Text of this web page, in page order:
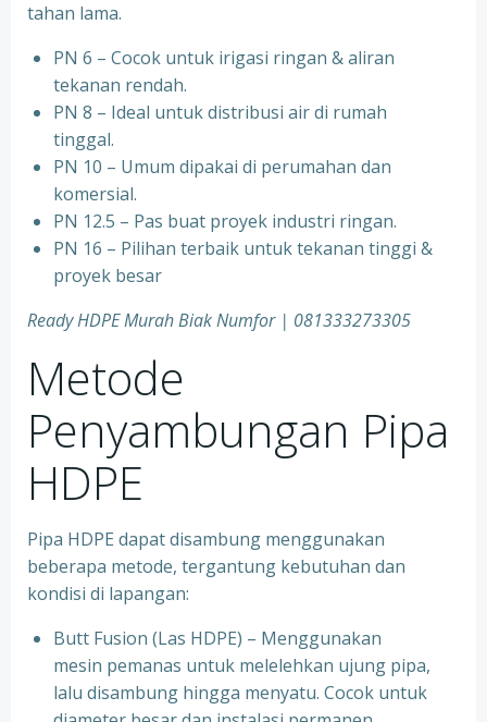
tahan lama.
PN 6 – Cocok untuk irigasi ringan & aliran
tekanan rendah.
PN 8 – Ideal untuk distribusi air di rumah
tinggal.
PN 10 – Umum dipakai di perumahan dan
komersial.
PN 12.5 – Pas buat proyek industri ringan.
PN 16 – Pilihan terbaik untuk tekanan tinggi &
proyek besar
Ready HDPE Murah Biak Numfor| 081333273305
Metode
Penyambungan Pipa
HDPE
Pipa HDPE dapat disambung menggunakan
beberapa metode, tergantung kebutuhan dan
kondisi di lapangan:
Butt Fusion (Las HDPE) – Menggunakan
mesin pemanas untuk melelehkan ujung pipa,
lalu disambung hingga menyatu. Cocok untuk